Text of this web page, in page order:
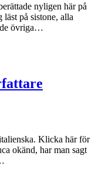
nyligen här på
på sistone, alla
de övriga…
Klicka här för
okänd, har man sagt